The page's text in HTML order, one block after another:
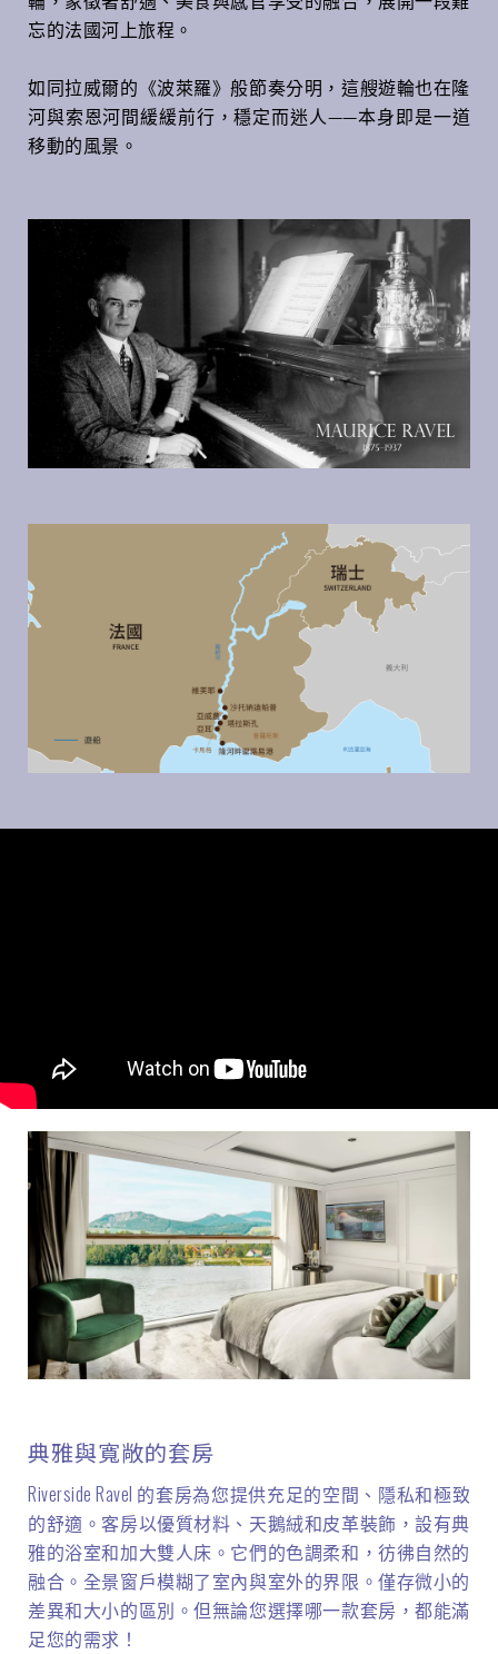
忘的法國河上旅程。
如同拉威爾的《波萊羅》般節奏分明，這艘遊輪也在隆
河與索恩河間緩緩前行，穩定而迷人——本身即是一道
移動的風景。
典雅與寬敞的套房
Riverside Ravel 的套房為您提供充足的空間、隱私和極致
的舒適。客房以優質材料、天鵝絨和皮革裝飾，設有典
雅的浴室和加大雙人床。它們的色調柔和，彷彿自然的
融合。全景窗戶模糊了室內與室外的界限。僅存微小的
差異和大小的區別。但無論您選擇哪一款套房，都能滿
足您的需求！